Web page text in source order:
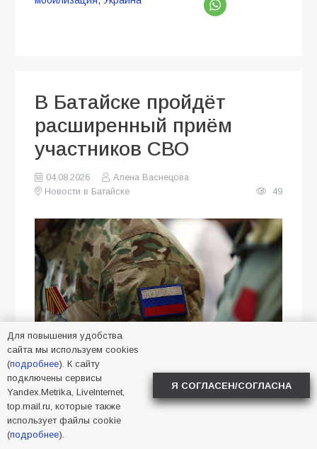
В Батайске пройдёт
расширенный приём
участников СВО
04.08.2026
Алена Васнецова
Новости в Батайске
49
В Батайске пройдёт расширенный
приём участников СВО и членов их
семей
Для повышения удобства
сайта мы используем cookies
(подробнее). К сайту
подключены сервисы
Yandex.Metrika, LiveInternet,
top.mail.ru, которые также
использует файлы cookie
(подробнее).
Я СОГЛАСЕН/СОГЛАСНА